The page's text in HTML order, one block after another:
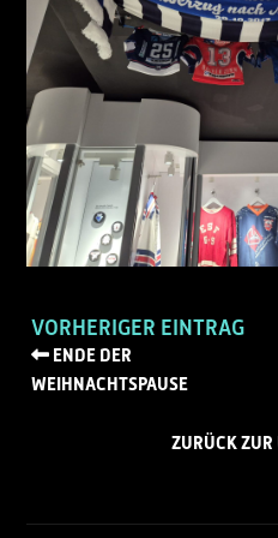
VORHERIGER EINTRAG
ENDE DER
WEIHNACHTSPAUSE
ZURÜCK ZUR